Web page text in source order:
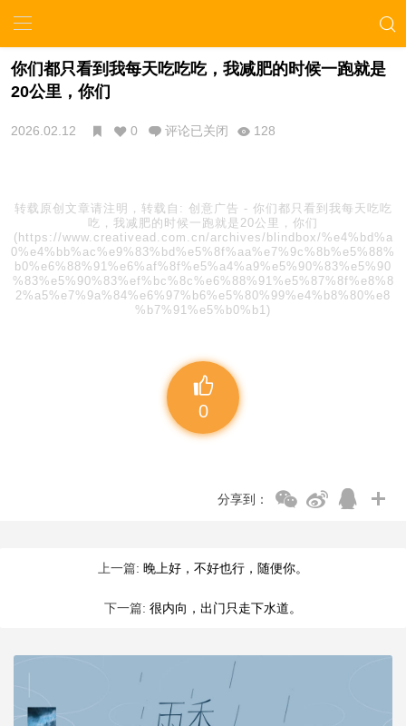
你们都只看到我每天吃吃吃，我减肥的时候一跑就是
20公里，你们
2026.02.12 0 评论已关闭 128
转载原创文章请注明，转载自: 创意广告 - 你们都只看到我每天吃吃
吃，我减肥的时候一跑就是20公里，你们
(https://www.creativead.com.cn/archives/blindbox/%e4%bd%a
0%e4%bb%ac%e9%83%bd%e5%8f%aa%e7%9c%8b%e5%88%
b0%e6%88%91%e6%af%8f%e5%a4%a9%e5%90%83%e5%90
%83%e5%90%83%ef%bc%8c%e6%88%91%e5%87%8f%e8%8
2%a5%e7%9a%84%e6%97%b6%e5%80%99%e4%b8%80%e8
%b7%91%e5%b0%b1)
0
分享到：
上一篇: 晚上好，不好也行，随便你。
下一篇: 很内向，出门只走下水道。